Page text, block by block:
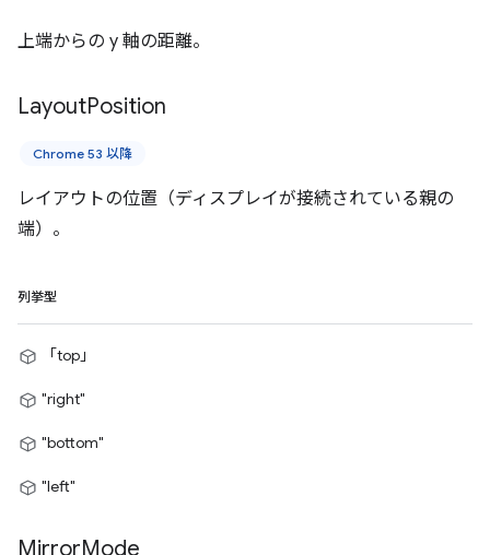
上端からの y 軸の距離。
LayoutPosition
Chrome 53 以降
レイアウトの位置（ディスプレイが接続されている親の
端）。
列挙型
「top」
"right"
"bottom"
"left"
MirrorMode